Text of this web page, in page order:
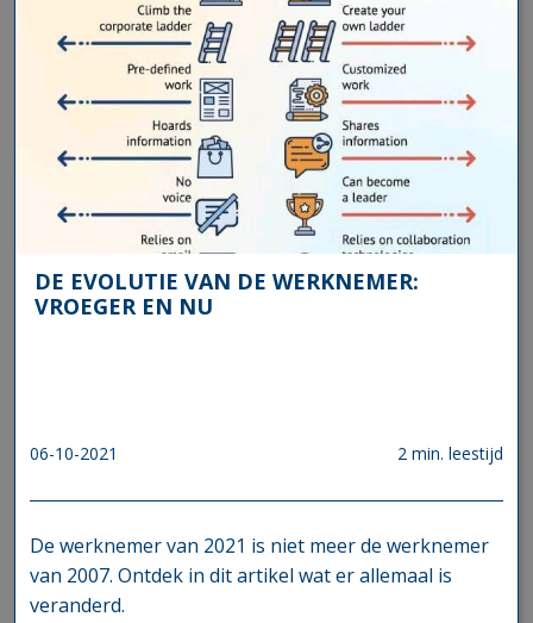
DE EVOLUTIE VAN DE WERKNEMER:
VROEGER EN NU
06-10-2021 2 min. leestijd
De werknemer van 2021 is niet meer de werknemer
van 2007. Ontdek in dit artikel wat er allemaal is
veranderd.